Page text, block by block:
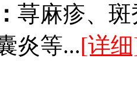
荨麻疹、
炎等...[详